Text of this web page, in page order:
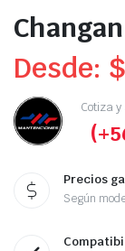
Desde: $
Cotiza
Precios
Según